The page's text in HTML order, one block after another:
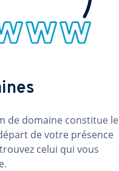
de domaine constitue le
de votre présence
celui qui vous